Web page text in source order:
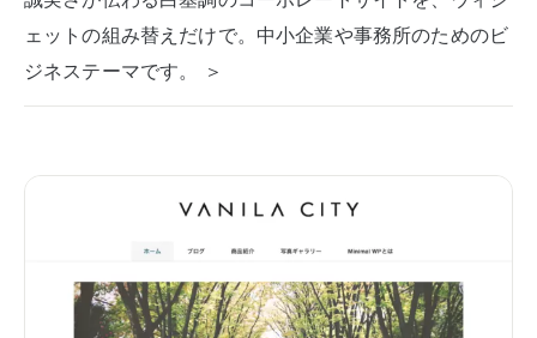
ェットの組み替えだけで。中小企業や事務所のためのビ
ジネステーマです。 ＞